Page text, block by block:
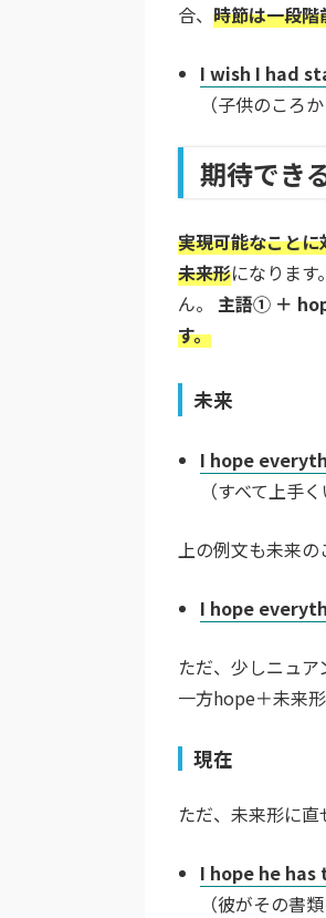
合、 時節は一段
I wish I had
（子供のころ
期待でき
実現可能なことに
未来形になりま
ん。 主語① ＋
す。
未来
I hope
（すべて上手
上の例文も未来の
I hope
ただ、少しニュア
一方hope＋未来
現在
ただ、未来形に直
I hope he
（彼がその書